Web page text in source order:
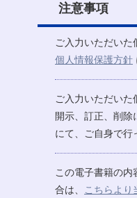
注意事項
ご入力いただい
個人情報保護方針
ご入力いただい
開示、訂正、削
にて、ご自身で行
この電子書籍の
合は、
こちらより